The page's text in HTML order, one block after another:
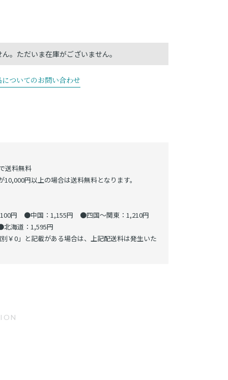
についてのお問い合わせ
送料無料
円以上の場合は送料無料となります。
円 ●中国：1,155円 ●四国～関東：1,210円
海道：1,595円
￥0」と記載がある場合は、上記配送料は発生いた